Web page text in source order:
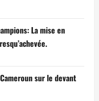
La mise en
sur le devant